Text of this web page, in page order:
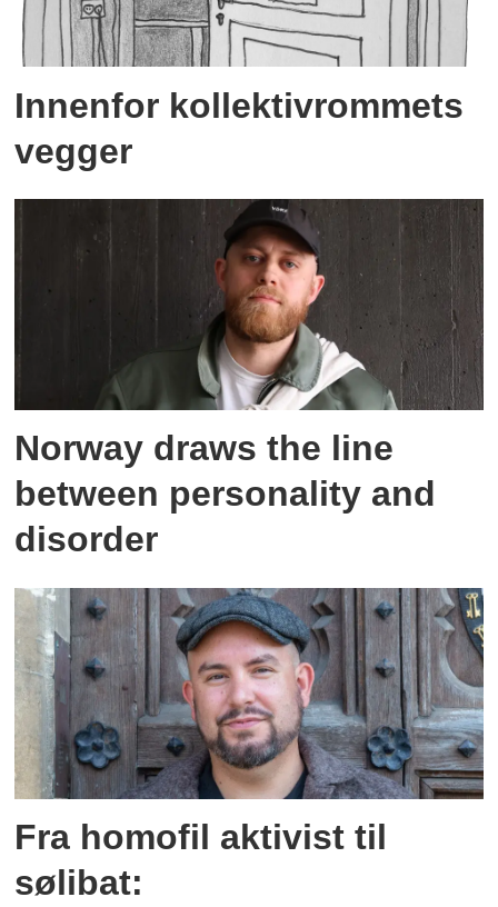
Innenfor kollektivrommets
vegger
Norway draws the line
between personality and
disorder
Fra homofil aktivist til
sølibat: